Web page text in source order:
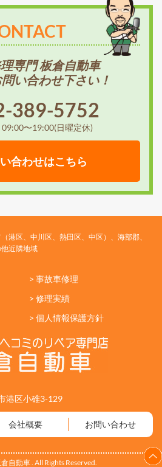
専門 板倉自動車
い合わせ下さい！
389-5752
〜19:00(日曜定休)
合わせはこちら
港区、中川区、熱田区、中区）、海部郡、
近隣地域
> 事故車修理
> 修理実績
> 個人情報保護方針
港区小碓3-129
会社概要 お問い合わせ
自動車 . All Rights Reserved.